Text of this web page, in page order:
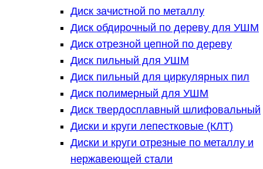
Диск зачистной по металлу
Диск обдирочный по дереву для УШМ
Диск отрезной цепной по дереву
Диск пильный для УШМ
Диск пильный для циркулярных пил
Диск полимерный для УШМ
Диск твердосплавный шлифовальный
Диски и круги лепестковые (КЛТ)
Диски и круги отрезные по металлу и
нержавеющей стали